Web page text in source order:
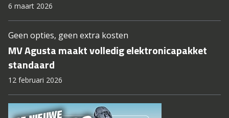
6 maart 2026
Geen opties, geen extra kosten
MV Agusta maakt volledig elektronicapakket
standaard
12 februari 2026